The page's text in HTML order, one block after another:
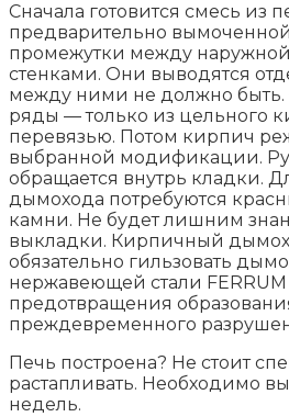
Сначала готовится смесь из
предварительно
промежутки между
стенками. Они выводятся
между ними не должно
ряды — только из цельного
перевязью. Потом кирпич
выбранной модификации.
обращается внутрь кладки.
дымохода потребуются
камни. Не будет лишним
выкладки. Кирпичный
обязательно гильзовать
нержавеющей стали
предотвращения
преждевременного
Печь построена? Не стоит
растапливать. Необходимо
недель.